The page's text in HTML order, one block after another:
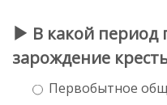
В какой
зарождение
Первобытное